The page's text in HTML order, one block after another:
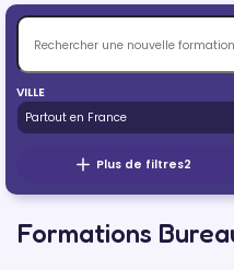
VILLE
Plus de filtres2
Formations